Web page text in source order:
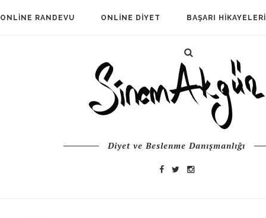
ONLINE RANDEVU ONLINE DIYET BAŞARI HIKAYELERI
Diyet ve Beslenme Danışmanlığı